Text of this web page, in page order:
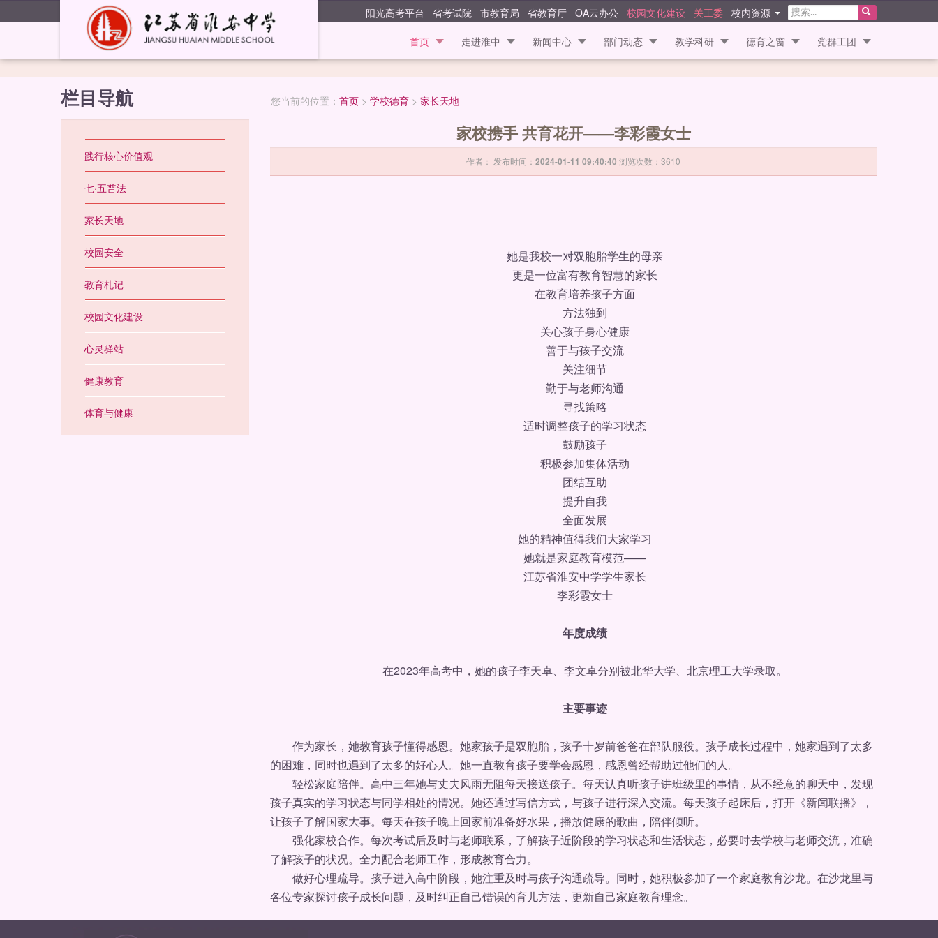
江苏省淮安中学
首页 走进淮中 新闻中心 部门动态 教学科研 德育之窗 党群工团
阳光高考平台 省考试院 市教育局 省教育厅 OA云办公 校园文化建设 关工委 校内资源
栏目导航 您当前的位置： 首页> 学校德育> 家长天地
践行核心价值观
七·五普法
家长天地
校园安全
教育札记
校园文化建设
心灵驿站
健康教育
体育与健康
家校携手 共育花开——李彩霞女士
作者： 发布时间：2024-01-11 09:40:40 浏览次数：3610
她是我校一对双胞胎学生的母亲
更是一位富有教育智慧的家长
在教育培养孩子方面
方法独到
关心孩子身心健康
善于与孩子交流
关注细节
勤于与老师沟通
寻找策略
适时调整孩子的学习状态
鼓励孩子
积极参加集体活动
团结互助
提升自我
全面发展
她的精神值得我们大家学习
她就是家庭教育模范——
江苏省淮安中学学生家长
李彩霞女士
年度成绩
在2023年高考中，她的孩子李天卓、李文卓分别被北华大学、北京理工大学录取。
主要事迹
作为家长，她教育孩子懂得感恩。她家孩子是双胞胎，孩子十岁前爸爸在部队服役。孩子成长过程中，她家遇到了太多
的困难，同时也遇到了太多的好心人。她一直教育孩子要学会感恩，感恩曾经帮助过他们的人。
轻松家庭陪伴。高中三年她与丈夫风雨无阻每天接送孩子。每天认真听孩子讲班级里的事情，从不经意的聊天中，发现
孩子真实的学习状态与同学相处的情况。她还通过写信方式，与孩子进行深入交流。每天孩子起床后，打开《新闻联播》，
让孩子了解国家大事。每天在孩子晚上回家前准备好水果，播放健康的歌曲，陪伴倾听。
强化家校合作。每次考试后及时与老师联系，了解孩子近阶段的学习状态和生活状态，必要时去学校与老师交流，准确
了解孩子的状况。全力配合老师工作，形成教育合力。
做好心理疏导。孩子进入高中阶段，她注重及时与孩子沟通疏导。同时，她积极参加了一个家庭教育沙龙。在沙龙里与
各位专家探讨孩子成长问题，及时纠正自己错误的育儿方法，更新自己家庭教育理念。